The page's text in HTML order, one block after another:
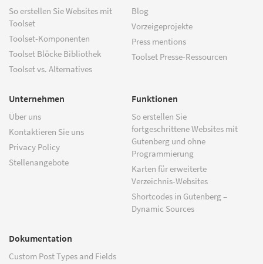
So erstellen Sie Websites mit
Toolset
Toolset-Komponenten
Toolset Blöcke Bibliothek
Toolset vs. Alternatives
Blog
Vorzeigeprojekte
Press mentions
Toolset Presse-Ressourcen
Unternehmen
Über uns
Kontaktieren Sie uns
Privacy Policy
Stellenangebote
Funktionen
So erstellen Sie
fortgeschrittene Websites mit
Gutenberg und ohne
Programmierung
Karten für erweiterte
Verzeichnis-Websites
Shortcodes in Gutenberg –
Dynamic Sources
Dokumentation
Custom Post Types and Fields